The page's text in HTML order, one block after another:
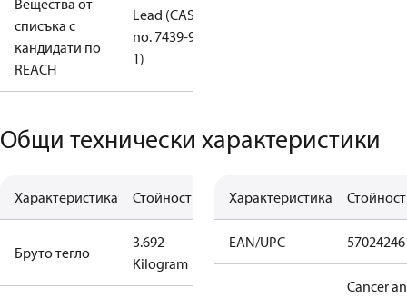
Вещества от
списъка с
кандидати по
REACH
Lead (CAS
no. 7439-92-
1)
Общи технически характеристики
Характеристика Стойност
Бруто тегло
3.692
Kilogram
Характеристика Стойност
EAN/UPC
Cancer